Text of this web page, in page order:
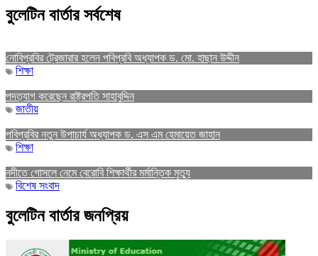
বুলেটিন বার্তার সর্বশেষ
নোবিপ্রবির ট্রেজারার হলেন পবিপ্রবি অধ্যাপক ড. মো. হাছান উদ্দীন
শিক্ষা
পদত্যাগ করেছেন রাষ্ট্রপতি সাহাবুদ্দিন
জাতীয়
পবিপ্রবির নতুন উপাচার্য অধ্যাপক ড. এস এম হেমায়েত জাহান
শিক্ষা
নদীতে গোসলে নেমে বেরোবি শিক্ষার্থীর মর্মান্তিক মৃত্যু
বিশেষ সংবাদ
বুলেটিন বার্তার জনপ্রিয়